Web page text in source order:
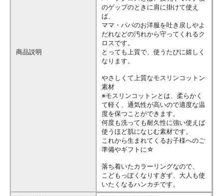
商品説明
のゲップのときに肩に掛けて使え
ば、
ママ・パパのお洋服を吐き戻しやよ
だれなどの汚れから守ってくれるク
ロスです。
とっても上質で、使うたびに嬉しく
なります。
やさしくて上質なモスリンコットン
素材
※モスリンコットンとは、柔らかく
て軽く、通気性が高いので適度な温
度を保つことができます。
何度も洗っても耐久性に強い使えば
使うほど肌になじむ素材です。
これから生まれてくるお子様へのご
準備やギフトに☆
落ち着いたカラーリングなので、
こどもっぽくなりすぎず、大人も使
いたくなるハンカチです。